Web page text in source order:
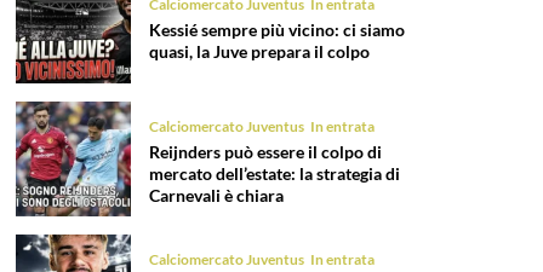
Calciomercato Juventus In entrata
Kessié sempre più vicino: ci siamo
quasi, la Juve prepara il colpo
Calciomercato Juventus In entrata
Reijnders può essere il colpo di
mercato dell’estate: la strategia di
Carnevali è chiara
Calciomercato Juventus In entrata